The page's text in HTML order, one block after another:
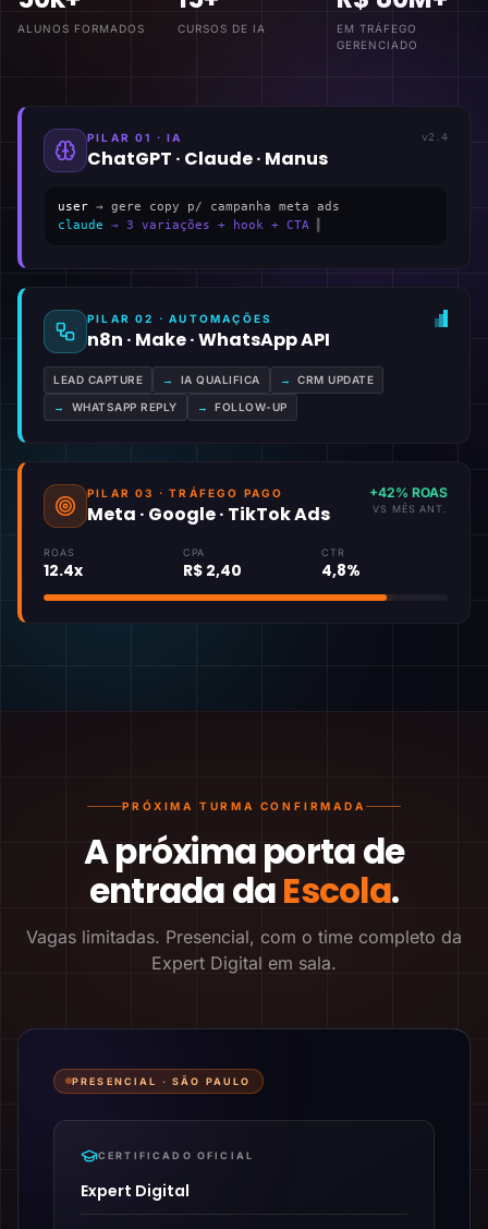
ALUNOS FORMADOS CURSOS DE IA
EM TRÁFEGO
GERENCIADO
PILAR 01 · IA
ChatGPT · Claude · Manus
v2.4
user → gere copy p/ campanha meta ads
claude → 3 variações + hook + CTA
PILAR 02 · AUTOMAÇÕES
n8n · Make · WhatsApp API
LEAD CAPTURE → IA QUALIFICA → CRM UPDATE
→ WHATSAPP REPLY → FOLLOW-UP
PILAR 03 · TRÁFEGO PAGO
Meta · Google · TikTok Ads
+42% ROAS
VS MÊS ANT.
ROAS
12.4x
CPA
R$ 2,40
CTR
4,8%
PRÓXIMA TURMA CONFIRMADA
A próxima porta de
entrada daEscola.
Vagas limitadas. Presencial, com o time completo da
Expert Digital em sala.
PRESENCIAL ·SÃO PAULO
CERTIFICADO OFICIAL
Expert Digital